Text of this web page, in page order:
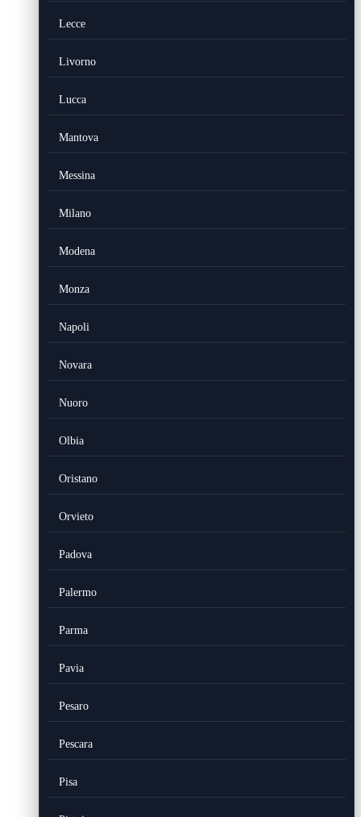
Lecce
Livorno
Lucca
Mantova
Messina
Milano
Modena
Monza
Napoli
Novara
Nuoro
Olbia
Oristano
Orvieto
Padova
Palermo
Parma
Pavia
Pesaro
Pescara
Pisa